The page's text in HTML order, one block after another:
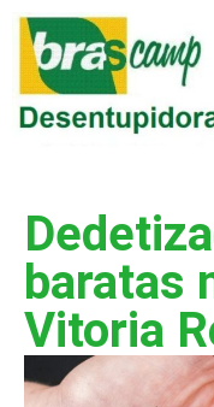
baratas
Vitoria